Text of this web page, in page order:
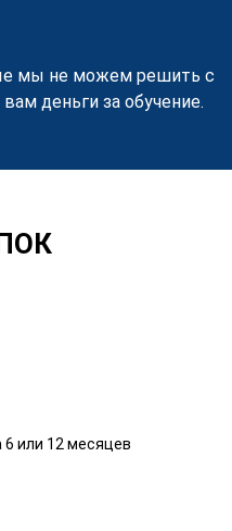
мы не можем решить с
деньги за обучение.
6 или 12 месяцев